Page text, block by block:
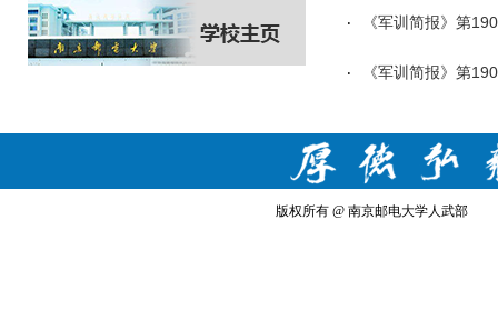
《军训简报》第
《军训简报》第
版权所有 @ 南京邮电大学人武